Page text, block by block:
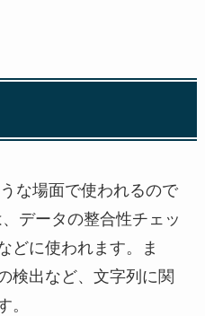
な場面で使われるので
データの整合性チェッ
どに使われます。ま
検出など、文字列に関
。